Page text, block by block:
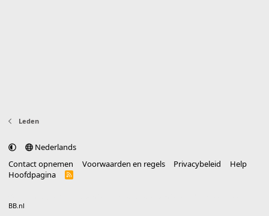
Leden
Nederlands
Contact opnemen
Voorwaarden en regels Privacybeleid
Help
Hoofdpagina
R
BB.nl